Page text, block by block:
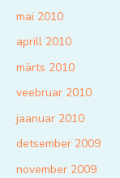
mai 2010
aprill 2010
märts 2010
veebruar 2010
jaanuar 2010
detsember 2009
november 2009